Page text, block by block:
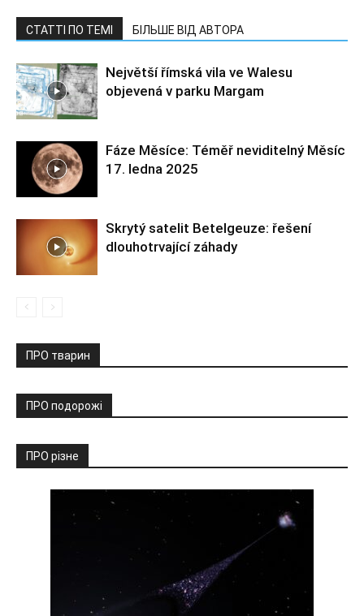
СТАТТІ ПО ТЕМІ БІЛЬШЕ ВІД АВТОРА
Největší římská vila ve Walesu
objevená v parku Margam
Fáze Měsíce: Téměř neviditelný Měsíc
17. ledna 2025
Skrytý satelit Betelgeuze: řešení
dlouhotrvající záhady
ПРО тварин
ПРО подорожі
ПРО різне